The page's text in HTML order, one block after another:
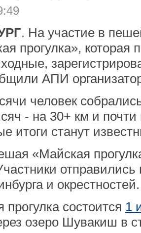
. На участие в
прогулка», которая
АПИ
человек
- на 30+ км и
итоги станут
«Майская
отправились
и окрестностей.
состоится 1
озеро Шувакиш в